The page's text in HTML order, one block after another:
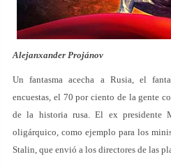
Alejanxander Projánov
Un fantasma acecha a Rusia, el
encuestas, el 70 por ciento de la gente
de la historia rusa. El ex presidente
oligárquico, como ejemplo para los
Stalin, que envió a los directores de las